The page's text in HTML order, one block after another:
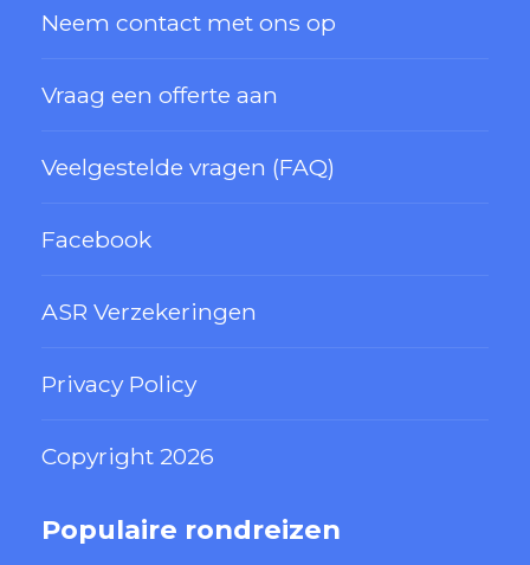
Neem contact met ons op
Vraag een offerte aan
Veelgestelde vragen (FAQ)
Facebook
ASR Verzekeringen
Privacy Policy
Copyright 2026
Populaire rondreizen